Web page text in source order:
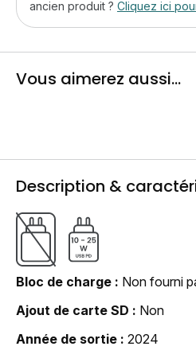
ancien produit ? Cliquez ici
Vous aimerez aussi...
Description &
Bloc de charge
Non fourni
Ajout de carte SD
Non
Année de sortie
2024